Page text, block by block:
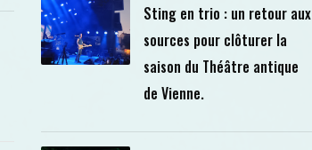
Sting en trio : un retour aux
sources pour clôturer la
saison du Théâtre antique
de Vienne.